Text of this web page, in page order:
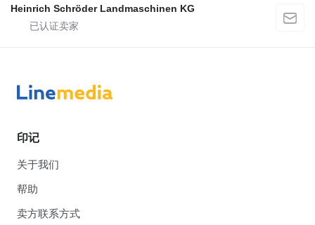
Heinrich Schröder Landmaschinen KG
印记
关于我们
帮助
卖方联系方式